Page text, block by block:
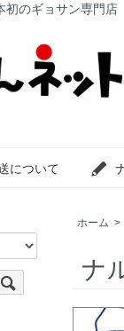
初のギョサン専門
について
ホーム >
ナ